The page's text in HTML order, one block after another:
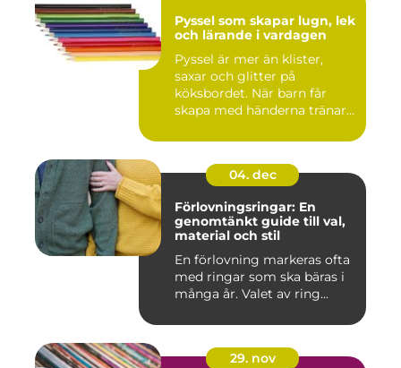
Pyssel som skapar lugn, lek
och lärande i vardagen
Pyssel är mer än klister,
saxar och glitter på
köksbordet. När barn får
skapa med händerna tränar
04. dec
Förlovningsringar: En
genomtänkt guide till val,
material och stil
En förlovning markeras ofta
med ringar som ska bäras i
många år. Valet av ring...
29. nov